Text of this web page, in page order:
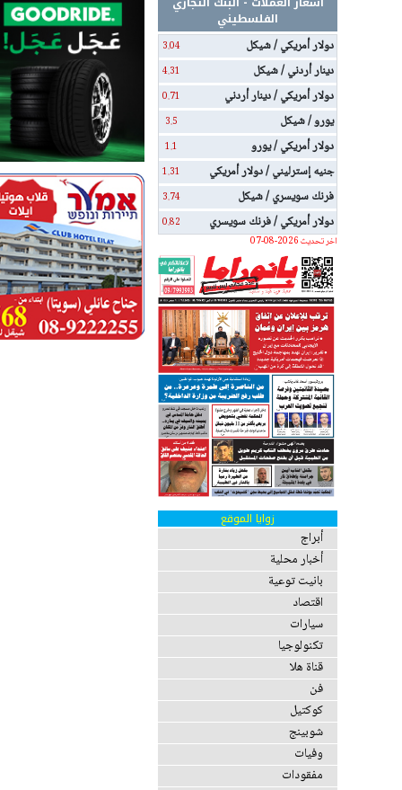
الفلسطيني
دولار أمريكي / شيكل
3.04
دينار أردني / شيكل 4.31
دولار أمريكي / دينار أردني 0.71
يورو / شيكل 3.5
دولار أمريكي / يورو 1.1
جنيه إسترليني / دولار أمريكي 1.31
فرنك سويسري / شيكل 3.74
دولار أمريكي / فرنك سويسري
0.82
اخر تحديث 2026-08-07
زوايا الموقع
أبراج
أخبار محلية
بانيت توعية
اقتصاد
سيارات
تكنولوجيا
قناة هلا
فن
كوكتيل
شوبينج
وفيات
مفقودات